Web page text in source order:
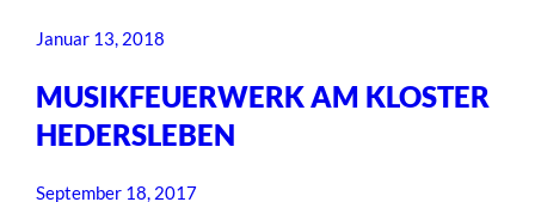
Januar 13, 2018
MUSIKFEUERWERK AM KLOSTER
HEDERSLEBEN
September 18, 2017